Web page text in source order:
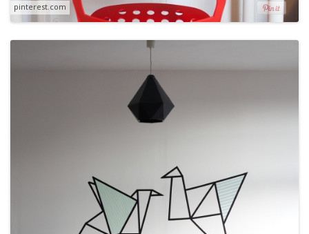
pinterest.com